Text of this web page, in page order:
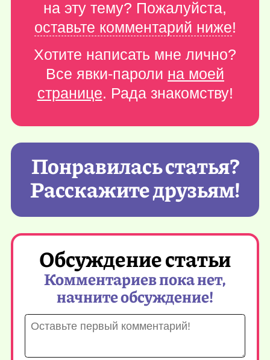
на эту тему? Пожалуйста,
оставьте комментарий ниже!
Хотите написать мне лично?
Все явки-пароли на моей
странице. Рада знакомству!
Понравилась статья?
Расскажите друзьям!
Обсуждение статьи
Комментариев пока нет,
начните обсуждение!